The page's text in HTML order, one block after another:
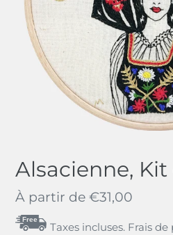
Alsacienne,
Regular
price
À partir de €31,00
Free
Taxes incluses. Frais